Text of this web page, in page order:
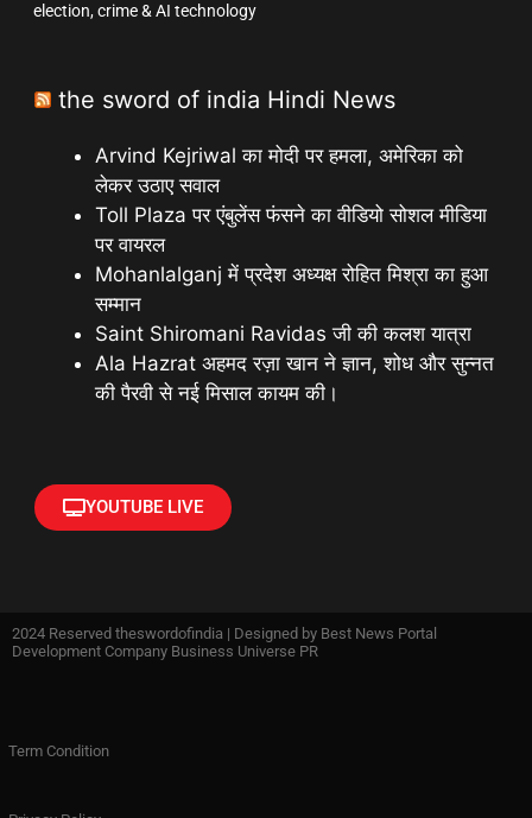
election, crime & AI technology
the sword of india Hindi News
Arvind Kejriwal का मोदी पर हमला, अमेरिका को
लेकर उठाए सवाल
Toll Plaza पर एंबुलेंस फंसने का वीडियो सोशल मीडिया
पर वायरल
Mohanlalganj में प्रदेश अध्यक्ष रोहित मिश्रा का हुआ
सम्मान
Saint Shiromani Ravidas जी की कलश यात्रा
Ala Hazrat अहमद रज़ा खान ने ज्ञान, शोध और सुन्नत
की पैरवी से नई मिसाल कायम की।
YOUTUBE LIVE
2024 Reserved theswordofindia | Designed by Best News Portal
Development Company Business Universe PR
Term Condition